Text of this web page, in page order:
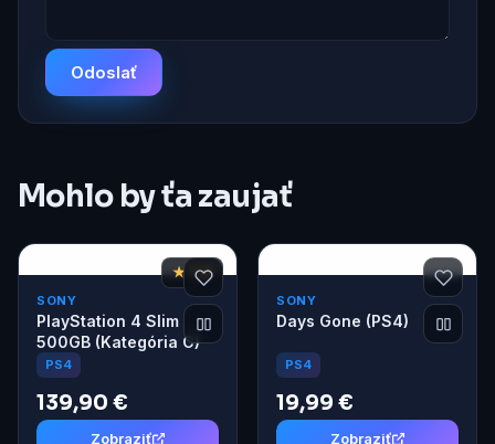
Odoslať
Mohlo by ťa zaujať
★ 7,8
SONY
PlayStation 4 Slim
500GB (Kategória C)
PS4
139,90 €
Zobraziť
SONY
Days Gone (PS4)
PS4
19,99 €
Zobraziť